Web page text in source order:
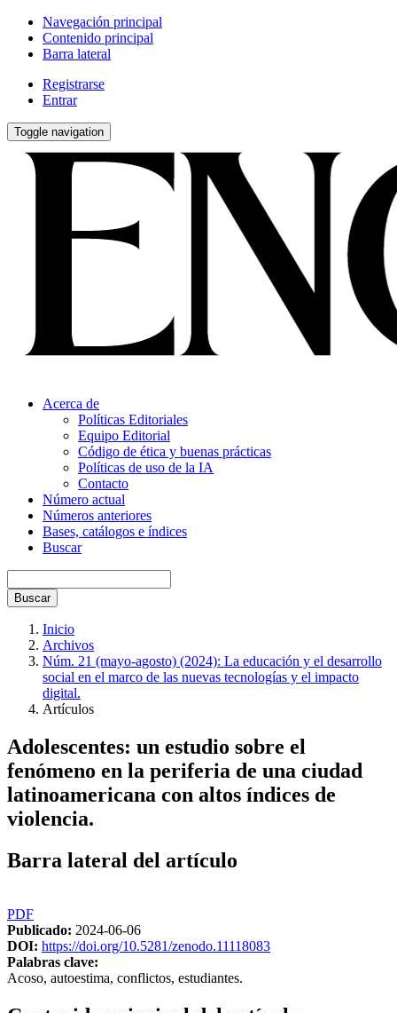
Navegación principal
Contenido principal
Barra lateral
Registrarse
Entrar
Toggle navigation
Acerca de
Políticas Editoriales
Equipo Editorial
Código de ética y buenas prácticas
Políticas de uso de la IA
Contacto
Número actual
Números anteriores
Bases, catálogos e índices
Buscar
Buscar
Inicio
Archivos
Núm. 21 (mayo-agosto) (2024): La educación y el desarrollo
social en el marco de las nuevas tecnologías y el impacto
digital.
Artículos
Adolescentes: un estudio sobre el
fenómeno en la periferia de una ciudad
latinoamericana con altos índices de
violencia.
Barra lateral del artículo
PDF
Publicado: 2024-06-06
DOI: https://doi.org/10.5281/zenodo.11118083
Palabras clave:
Acoso, autoestima, conflictos, estudiantes.